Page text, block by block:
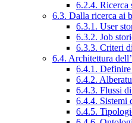
6.2.4. Ricerca
6.3. Dalla ricerca ai
6.3.1. User
6.3.2. Job
6.3.3. Criteri
6.4. Architettura
6.4.1. Definire
6.4.2.
6.4.3. Flussi
6.4.4. Sistemi
6.4.5.